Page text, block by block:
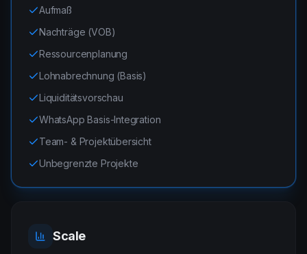
Aufmaß
Nachträge (VOB)
Ressourcenplanung
Lohnabrechnung (Basis)
Liquiditätsvorschau
WhatsApp Basis-Integration
Team- & Projektübersicht
Unbegrenzte Projekte
Scale